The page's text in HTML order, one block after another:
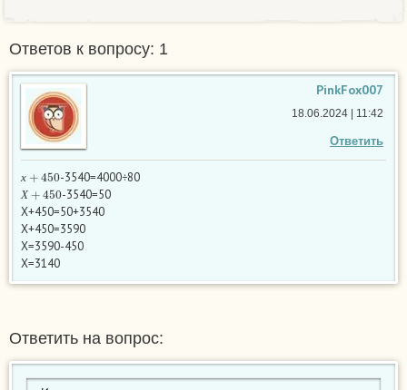
Ответов к вопросу: 1
PinkFox007
Ответить
18.06.2024 | 11:42
450 -3540=4000÷80
Х + 450 -3540=50
Х+450=50+3540
Х+450=3590
Х=3590-450
Х=3140
Ответить на вопрос: